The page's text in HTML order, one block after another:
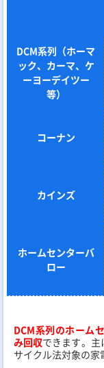
DCM系列（ホーマ
ック、カーマ、ケ
ーヨーデイツー
等）
コーナン
カインズ
ホームセンターバ
ロー
DCM系列のホーム
み回収できます。主
サイクル法対象の家